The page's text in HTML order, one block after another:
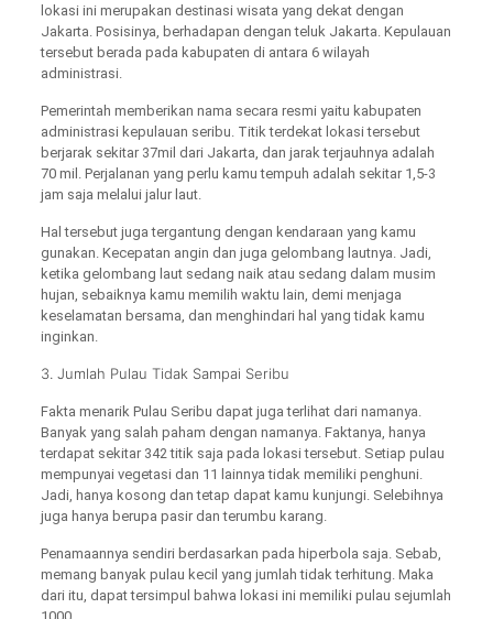
lokasi ini merupakan destinasi wisata yang dekat dengan
Jakarta. Posisinya, berhadapan dengan teluk Jakarta. Kepulauan
tersebut berada pada kabupaten di antara 6 wilayah
administrasi.
Pemerintah memberikan nama secara resmi yaitu kabupaten
administrasi kepulauan seribu. Titik terdekat lokasi tersebut
berjarak sekitar 37mil dari Jakarta, dan jarak terjauhnya adalah
70 mil. Perjalanan yang perlu kamu tempuh adalah sekitar 1,5-3
jam saja melalui jalur laut.
Hal tersebut juga tergantung dengan kendaraan yang kamu
gunakan. Kecepatan angin dan juga gelombang lautnya. Jadi,
ketika gelombang laut sedang naik atau sedang dalam musim
hujan, sebaiknya kamu memilih waktu lain, demi menjaga
keselamatan bersama, dan menghindari hal yang tidak kamu
inginkan.
3. Jumlah Pulau Tidak Sampai Seribu
Fakta menarik Pulau Seribu dapat juga terlihat dari namanya.
Banyak yang salah paham dengan namanya. Faktanya, hanya
terdapat sekitar 342 titik saja pada lokasi tersebut. Setiap pulau
mempunyai vegetasi dan 11 lainnya tidak memiliki penghuni.
Jadi, hanya kosong dan tetap dapat kamu kunjungi. Selebihnya
juga hanya berupa pasir dan terumbu karang.
Penamaannya sendiri berdasarkan pada hiperbola saja. Sebab,
memang banyak pulau kecil yang jumlah tidak terhitung. Maka
dari itu, dapat tersimpul bahwa lokasi ini memiliki pulau sejumlah